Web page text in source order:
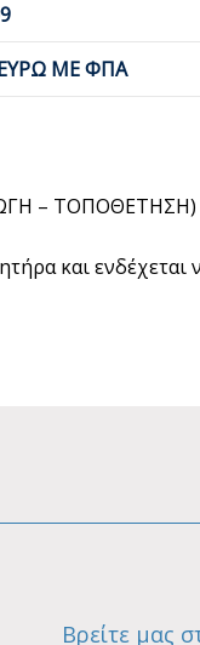
ΕΥΡΩ ΜΕ ΦΠΑ
–
και
Βρείτε μας